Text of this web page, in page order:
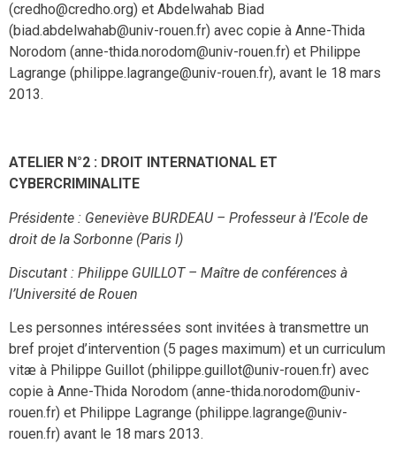
(credho@credho.org) et Abdelwahab Biad
(biad.abdelwahab@univ-rouen.fr) avec copie à Anne-Thida
Norodom (anne-thida.norodom@univ-rouen.fr) et Philippe
Lagrange (philippe.lagrange@univ-rouen.fr), avant le 18 mars
2013.
ATELIER N°2 : DROIT INTERNATIONAL ET
CYBERCRIMINALITE
Présidente : Geneviève BURDEAU – Professeur à l’Ecole de
droit de la Sorbonne (Paris I)
Discutant : Philippe GUILLOT – Maître de conférences à
l’Université de Rouen
Les personnes intéressées sont invitées à transmettre un
bref projet d’intervention (5 pages maximum) et un curriculum
vitæ à Philippe Guillot (philippe.guillot@univ-rouen.fr) avec
copie à Anne-Thida Norodom (anne-thida.norodom@univ-
rouen.fr) et Philippe Lagrange (philippe.lagrange@univ-
rouen.fr) avant le 18 mars 2013.